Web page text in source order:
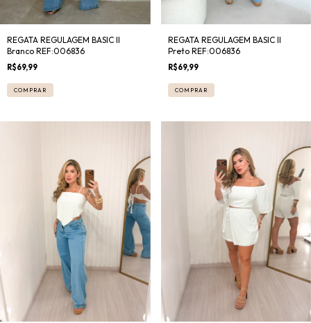
REGATA REGULAGEM BASIC II
Branco REF:006836
R$69,99
COMPRAR
REGATA REGULAGEM BASIC II
Preto REF:006836
R$69,99
COMPRAR